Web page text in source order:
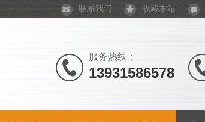
联系我们 收藏本站
服务热线：
13931586578